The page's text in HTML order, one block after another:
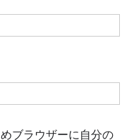
ブラウザーに自分の